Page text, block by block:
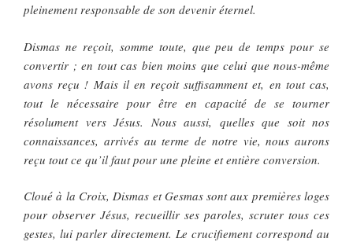
pleinement responsable de son devenir éternel.
Dismas ne reçoit, somme toute, que peu de temps pour se
convertir ; en tout cas bien moins que celui que nous-même
avons reçu ! Mais il en reçoit suffisamment et, en tout cas,
tout le nécessaire pour être en capacité de se tourner
résolument vers Jésus. Nous aussi, quelles que soit nos
connaissances, arrivés au terme de notre vie, nous aurons
reçu tout ce qu’il faut pour une pleine et entière conversion.
Cloué à la Croix, Dismas et Gesmas sont aux premières loges
pour observer Jésus, recueillir ses paroles, scruter tous ces
gestes, lui parler directement. Le crucifiement correspond au